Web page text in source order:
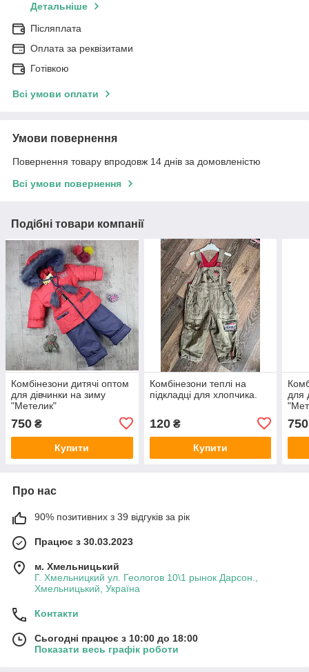
Детальніше
Післяплата
Оплата за реквізитами
Готівкою
Всі умови оплати
Умови повернення
Повернення товару впродовж 14 днів за домовленістю
Всі умови повернення
Подібні товари компанії
Комбінезони дитячі оптом
для дівчинки на зиму
"Метелик"
750 ₴
Купити
Комбінезони теплі на
підкладці для хлопчика.
120₴
Купити
для
750
Про нас
90% позитивних з 39 відгуків за рік
Працює з 30.03.2023
м. Хмельницький
Г. Хмельницкий ул. Геологов 10\1 рынок Дарсон.,
Хмельницький, Україна
Контакти
Сьогодні працює з 10:00 до 18:00
Показати весь графік роботи